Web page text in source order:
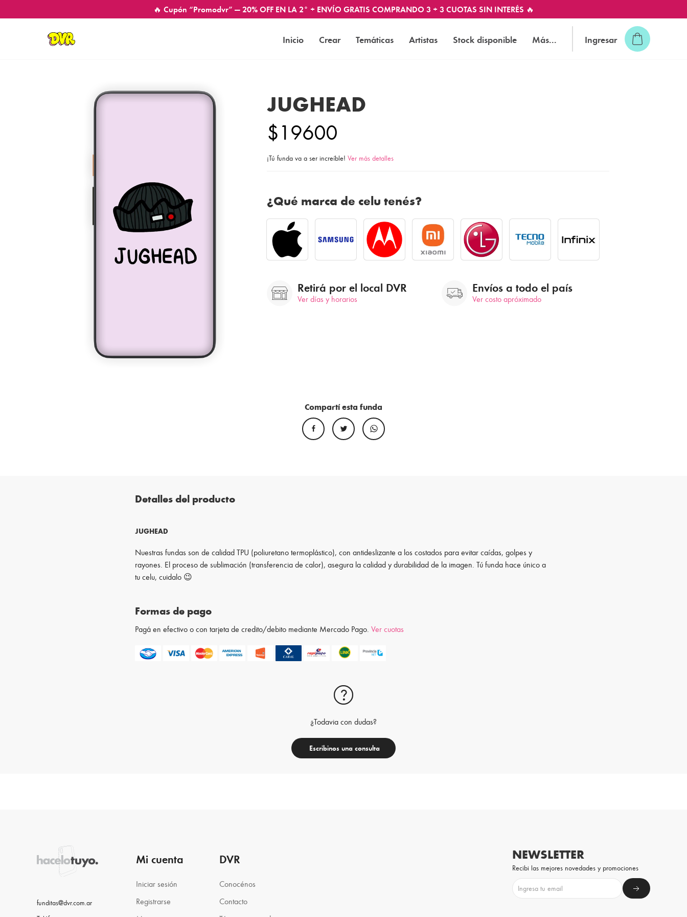
🔥 Cupón “Promodvr” — 20% OFF EN LA 2° + ENVÍO GRATIS COMPRANDO 3 + 3 CUOTAS SIN INTERÉS 🔥
Inicio Crear Temáticas Artistas Stock disponible Más... Ingresar
JUGHEAD
$19600
¡Tú funda va a ser increíble! Ver más detalles
¿Qué marca de celu tenés?
Retirá por el local DVR
Ver días y horarios
Envíos a todo el país
Ver costo apróximado
Compartí esta funda
Detalles del producto
JUGHEAD
Nuestras fundas son de calidad TPU (poliuretano termoplástico), con antideslizante a los costados para evitar caídas, golpes y
rayones. El proceso de sublimación (transferencia de calor), asegura la calidad y durabilidad de la imagen. Tú funda hace único a
tu celu, cuidalo 😉
Formas de pago
Pagá en efectivo o con tarjeta de credito/debito mediante Mercado Pago.Ver cuotas
¿Todavia con dudas?
Escribinos una consulta
funditas@dvr.com.ar
Mi cuenta
Iniciar sesión
Registrarse
DVR
Conocénos
Contacto
NEWSLETTER
Recibi las mejores novedades y promociones